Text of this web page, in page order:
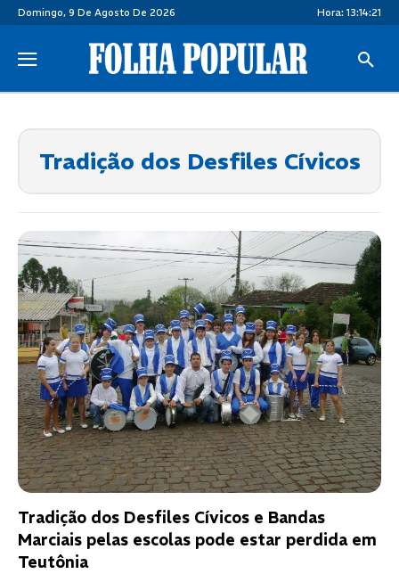
Domingo, 9 De Agosto De 2026 Hora: 13:14:21
Tradição dos Desfiles Cívicos
Tradição dos Desfiles Cívicos e Bandas
Marciais pelas escolas pode estar perdida em
Teutônia